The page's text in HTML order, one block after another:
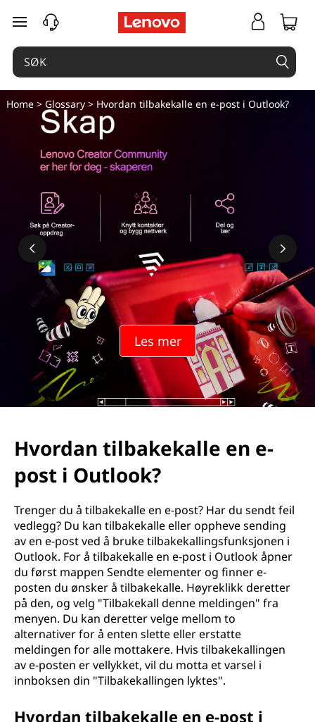
gå til hovedinnhold
Les mer
Home> Glossary> Hvordan tilbakekalle en e-post i Outlook?
Hvordan tilbakekalle en e-
post i Outlook?
Trenger du å tilbakekalle en e-post? Har du sendt feil
vedlegg? Du kan tilbakekalle eller oppheve sending
av en e-post ved å bruke tilbakekallingsfunksjonen i
Outlook. For å tilbakekalle en e-post i Outlook åpner
du først mappen Sendte elementer og finner e-
posten du ønsker å tilbakekalle. Høyreklikk deretter
på den, og velg "Tilbakekall denne meldingen" fra
menyen. Du kan deretter velge mellom to
alternativer for å enten slette eller erstatte
meldingen for alle mottakere. Hvis tilbakekallingen
av e-posten er vellykket, vil du motta et varsel i
innboksen din "Tilbakekallingen lyktes".
Hvordan tilbakekalle en e-post i